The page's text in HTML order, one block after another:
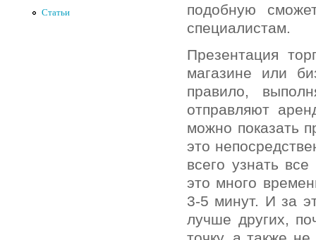
Статьи
подобную
специалистам.
Презентация
магазине или
правило,
отправляют
можно показать
это
всего узнать
это много
3-5 минут. И за
лучше других,